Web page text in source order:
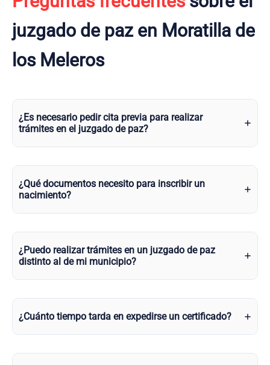
juzgado de paz en Moratilla de
los Meleros
¿Es necesario pedir cita previa para realizar
trámites en el juzgado de paz?
¿Qué documentos necesito para inscribir un
nacimiento?
¿Puedo realizar trámites en un juzgado de paz
distinto al de mi municipio?
¿Cuánto tiempo tarda en expedirse un certificado?